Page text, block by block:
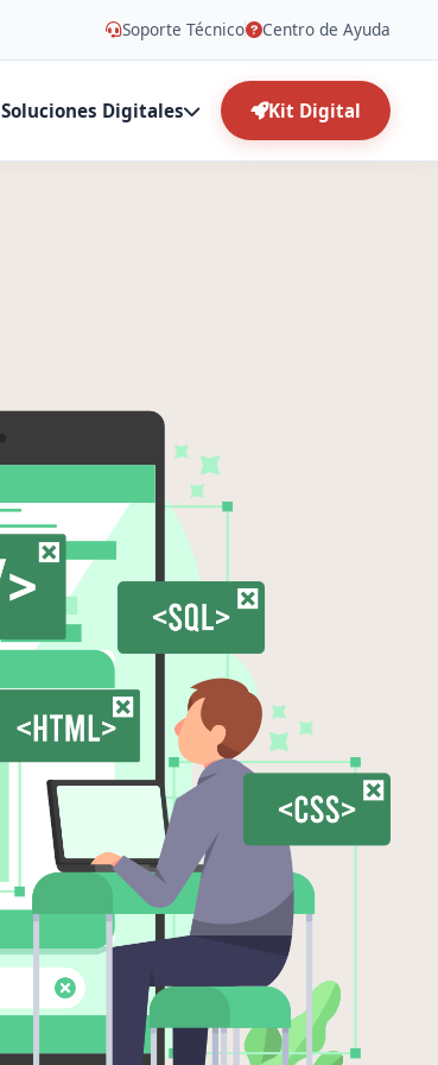
Soporte Técnico Centro de Ayuda
Soluciones Digitales Kit Digital